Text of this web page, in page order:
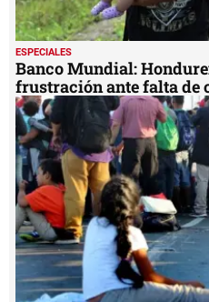
ESPECIALES
Banco Mundial:
frustración ante falta de